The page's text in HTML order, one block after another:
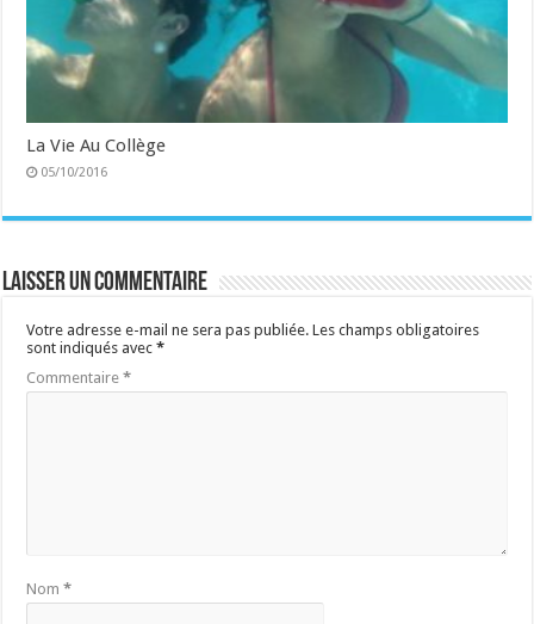
La Vie Au Collège
05/10/2016
Laisser un commentaire
Votre adresse e-mail ne sera pas publiée. Les champs obligatoires
sont indiqués avec*
Commentaire*
Nom*